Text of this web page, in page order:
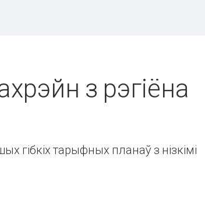
з рэгіёна
гібкіх тарыфных планаў з нізкімі